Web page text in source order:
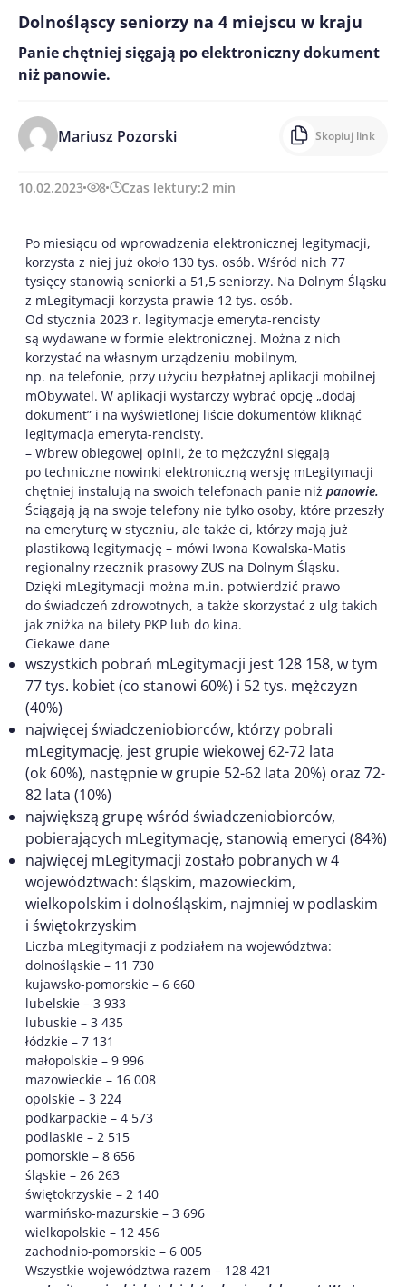
Dolnośląscy seniorzy na 4 miejscu w kraju
Panie chętniej sięgają po elektroniczny dokument
niż panowie.
Mariusz Pozorski Skopiuj link
10.02.2023 8 Czas lektury:2 min
Po miesiącu od wprowadzenia elektronicznej legitymacji,
korzysta z niej już około 130 tys. osób. Wśród nich 77
tysięcy stanowią seniorki a 51,5 seniorzy. Na Dolnym Śląsku
z mLegitymacji korzysta prawie 12 tys. osób.
Od stycznia 2023 r. legitymacje emeryta-rencisty
są wydawane w formie elektronicznej. Można z nich
korzystać na własnym urządzeniu mobilnym,
np. na telefonie, przy użyciu bezpłatnej aplikacji mobilnej
mObywatel. W aplikacji wystarczy wybrać opcję „dodaj
dokument” i na wyświetlonej liście dokumentów kliknąć
legitymacja emeryta-rencisty.
– Wbrew obiegowej opinii, że to mężczyźni sięgają
po techniczne nowinki elektroniczną wersję mLegitymacji
chętniej instalują na swoich telefonach panie niż panowie.
Ściągają ją na swoje telefony nie tylko osoby, które przeszły
na emeryturę w styczniu, ale także ci, którzy mają już
plastikową legitymację – mówi Iwona Kowalska-Matis
regionalny rzecznik prasowy ZUS na Dolnym Śląsku.
Dzięki mLegitymacji można m.in. potwierdzić prawo
do świadczeń zdrowotnych, a także skorzystać z ulg takich
jak zniżka na bilety PKP lub do kina.
Ciekawe dane
wszystkich pobrań mLegitymacji jest 128 158, w tym
77 tys. kobiet (co stanowi 60%) i 52 tys. mężczyzn
(40%)
najwięcej świadczeniobiorców, którzy pobrali
mLegitymację, jest grupie wiekowej 62-72 lata
(ok 60%), następnie w grupie 52-62 lata 20%) oraz 72-
82 lata (10%)
największą grupę wśród świadczeniobiorców,
pobierających mLegitymację, stanowią emeryci (84%)
najwięcej mLegitymacji zostało pobranych w 4
województwach: śląskim, mazowieckim,
wielkopolskim i dolnośląskim, najmniej w podlaskim
i świętokrzyskim
Liczba mLegitymacji z podziałem na województwa:
dolnośląskie – 11 730
kujawsko-pomorskie – 6 660
lubelskie – 3 933
lubuskie – 3 435
łódzkie – 7 131
małopolskie – 9 996
mazowieckie – 16 008
opolskie – 3 224
podkarpackie – 4 573
podlaskie – 2 515
pomorskie – 8 656
śląskie – 26 263
świętokrzyskie – 2 140
warmińsko-mazurskie – 3 696
wielkopolskie – 12 456
zachodnio-pomorskie – 6 005
Wszystkie województwa razem – 128 421